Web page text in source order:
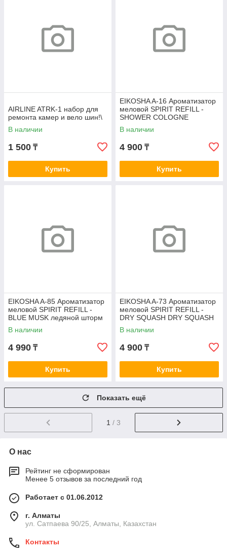
AIRLINE ATRK-1 набор для
ремонта камер и вело шин!\
В наличии
1 500 ₸
Купить
EIKOSHA A-16 Ароматизатор
меловой SPIRIT REFILL -
SHOWER COLOGNE
SHOWER COLOGNE
Кельнский дождь
В наличии
4 900 ₸
Купить
EIKOSHA A-85 Ароматизатор
меловой SPIRIT REFILL -
BLUE MUSK ледяной шторм
В наличии
4 990 ₸
Купить
EIKOSHA A-73 Ароматизатор
меловой SPIRIT REFILL -
DRY SQUASH DRY SQUASH
восточная свежесть
В наличии
4 900 ₸
Купить
Показать ещё
1 / 3
О нас
Рейтинг не сформирован
Менее 5 отзывов за последний год
Работает с 01.06.2012
г. Алматы
ул. Сатпаева 90/25, Алматы, Казахстан
Контакты